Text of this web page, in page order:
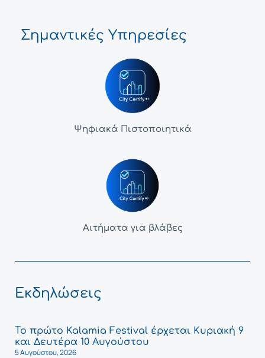
Σημαντικές Υπηρεσίες
Ψηφιακά Πιστοποιητικά
Αιτήματα για βλάβες
Εκδηλώσεις
Το πρώτο Kalamia Festival έρχεται Κυριακή 9
και Δευτέρα 10 Αυγούστου
5 Αυγούστου, 2026